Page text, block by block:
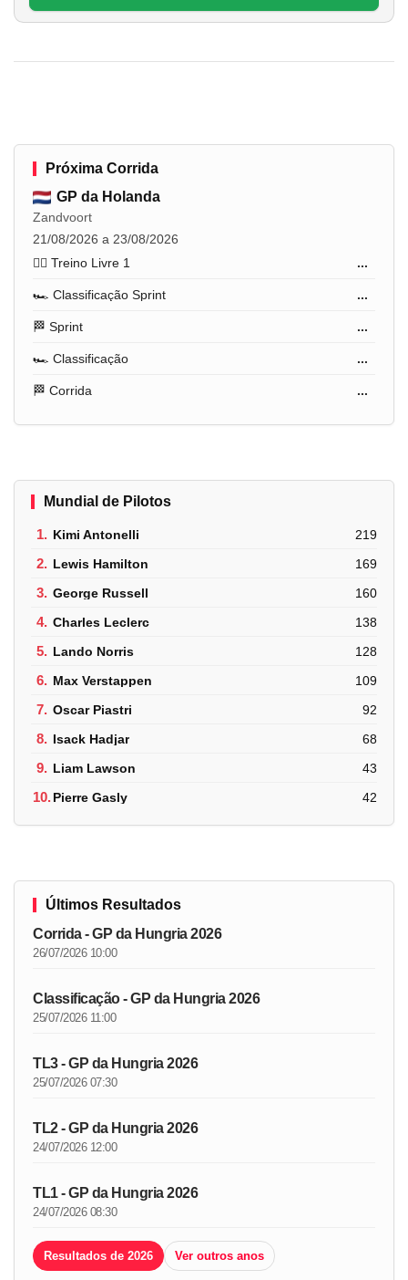
Próxima Corrida
GP da Holanda
Zandvoort
21/08/2026 a 23/08/2026
🏋️‍♂️ Treino Livre 1
...
🏎️ Classificação Sprint ...
🏁 Sprint ...
🏎️ Classificação ...
🏁 Corrida ...
Mundial de Pilotos
1. Kimi Antonelli 219
2. Lewis Hamilton 169
3. George Russell 160
4. Charles Leclerc 138
5. Lando Norris 128
6. Max Verstappen 109
7. Oscar Piastri 92
8. Isack Hadjar 68
9. Liam Lawson 43
10.Pierre Gasly 42
Últimos Resultados
Corrida - GP da Hungria 2026
26/07/2026 10:00
Classificação - GP da Hungria 2026
25/07/2026 11:00
TL3 - GP da Hungria 2026
25/07/2026 07:30
TL2 - GP da Hungria 2026
24/07/2026 12:00
TL1 - GP da Hungria 2026
24/07/2026 08:30
Resultados de 2026 Ver outros anos